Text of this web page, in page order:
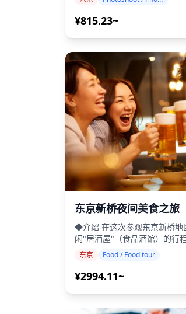
![]
(https://
(https://
![]
(https://
![]
(https://assets.hldycdn.com/
![]
(https://
![]
(https://
点。 摄影服务可在东京站周围的任何地方进行，最
多可提前3天预订。 ☀️ 推荐拍摄地点： ・东京站 ・
偏好安排会说英语、中文或韩
时请告诉我们您偏好的地点！！ ◆关于照片交
原始100+张照片文件将在一
您最喜欢的10张照片进行修饰。 修饰是为了唤
定氛围，如果需要，可以调整氛围
通过摄影服务捕捉您在东京的特别时
息： ・如果您迟到，拍摄时
能会减少。 ・如果在预定日期
雨，或者拍摄当天意外下雨，
排日期和时间，(2)更改地点，
(https://assets.hldycdn.com/
![]
(https://
![]
(https://assets.hldycdn.com/
![]
(https://
![]
(https://
(https://assets.hldycdn.com/
(https://
¥815.23~
东京新桥夜间美食之旅
◆介绍 在这次参观东京新桥地
闲"居酒屋"（食品酒馆）的行
日本"上班族"。松开领带，给
东京的下班时间到了——这也
交的时间。在与成千上万的东
如"御好烧"（日式咸煎饼）、
和"鲷鱼烧"（鱼形甜点）。包
东京 Food / Food tour
¥2994.11~